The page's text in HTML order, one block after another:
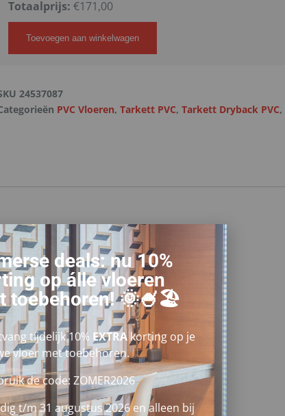
Totaalprijs: €171,00
Toevoegen aan winkelwagen
24537087
PVC Vloeren, Tarkett PVC, Tarkett Dryback PVC,
deals: nu 10%
op álle vloeren
toebehoren! 🌞🍧🏖️
tijdelijk 10% EXTRAkorting op je
vloer met toebehoren.
de code: ZOMER2026
t/m 31 augustus 2026 en alleen bij